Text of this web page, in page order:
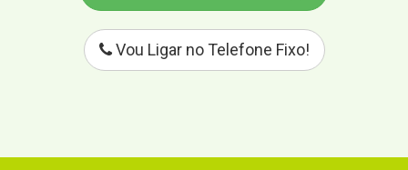
Vou Ligar no Telefone Fixo!